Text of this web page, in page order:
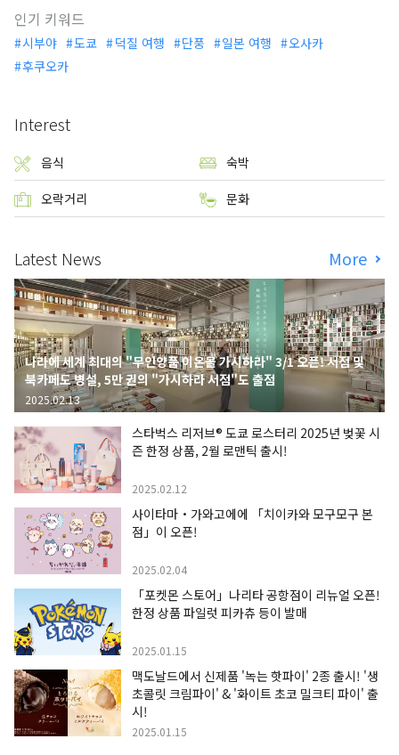
인기 키워드
시부야 도쿄 덕질 여행 단풍 일본 여행
오사카
후쿠오카
Interest
음식 숙박
오락거리 문화
Latest News More
나라에 세계 최대의 "무인양품 이온몰 가시하라" 3/1 오픈! 서점 및
북카페도 병설, 5만 권의 "가시하라 서점"도 출점
2025.02.13
스타벅스 리저브® 도쿄 로스터리 2025년 벚꽃 시
즌 한정 상품, 2월 로맨틱 출시!
2025.02.12
사이타마・가와고에에 「치이카와 모구모구 본
점」이 오픈!
2025.02.04
「포켓몬 스토어」나리타 공항점이 리뉴얼 오픈!
한정 상품 파일럿 피카츄 등이 발매
2025.01.15
맥도날드에서 신제품 '녹는 핫파이' 2종 출시! '생
초콜릿 크림파이' & '화이트 초코 밀크티 파이' 출
시!
2025.01.15